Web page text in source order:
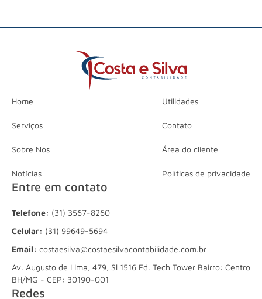
Home
Serviços
Sobre Nós
Notícias
Utilidades
Contato
Área do cliente
Políticas de privacidade
Entre em contato
Telefone: (31) 3567-8260
Celular: (31) 99649-5694
Email: costaesilva@costaesilvacontabilidade.com.br
Av. Augusto de Lima, 479, Sl 1516 Ed. Tech Tower Bairro: Centro
BH/MG - CEP: 30190-001
Redes